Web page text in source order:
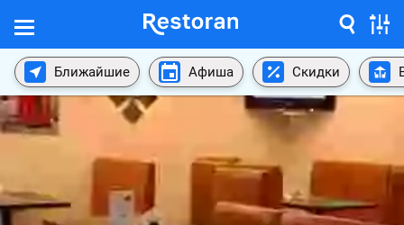
Ближайшие Афиша Скидки